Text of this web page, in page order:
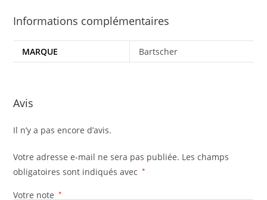
Informations complémentaires
MARQUE Bartscher
Avis
Il n’y a pas encore d’avis.
Votre adresse e-mail ne sera pas publiée. Les champs
obligatoires sont indiqués avec
*
Votre note *